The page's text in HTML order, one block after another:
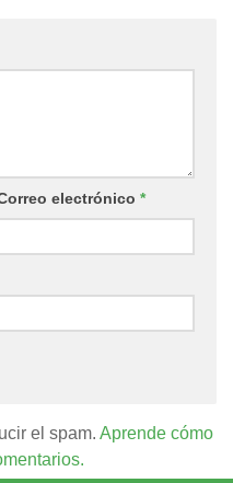
electrónico *
el spam. Aprende cómo